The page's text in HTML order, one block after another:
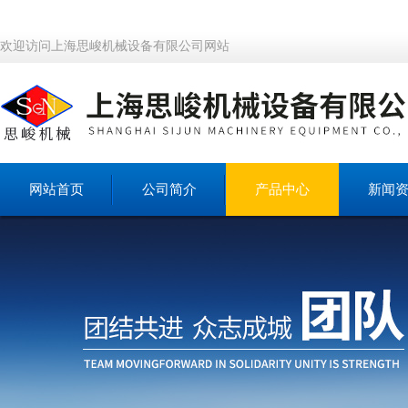
欢迎访问上海思峻机械设备有限公司网站
网站首页 公司简介 产品中心 新闻